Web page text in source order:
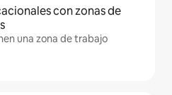
con zonas de
una zona de trabajo